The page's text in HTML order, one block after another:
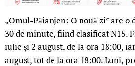
„Omul-Păianjen: O nouă zi” are o
30 de minute, fiind clasificat N15.
iulie și 2 august, de la ora 18:00,
august, tot de la ora 18:00. Luni,